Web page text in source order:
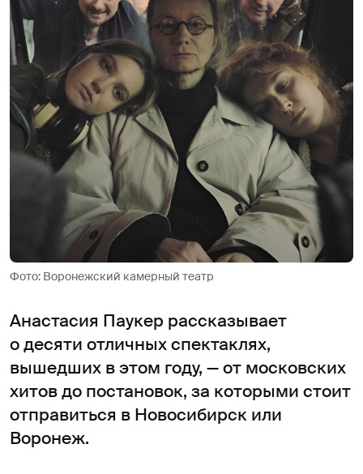
Фото: Воронежский камерный театр
Анастасия Паукер рассказывает
о десяти отличных спектаклях,
вышедших в этом году, — от московских
хитов до постановок, за которыми стоит
отправиться в Новосибирск или
Воронеж.